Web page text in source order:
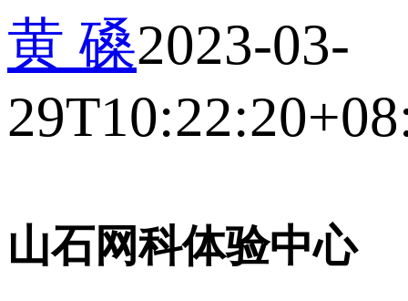
黄 磉2023-03-
山石网科体验中心